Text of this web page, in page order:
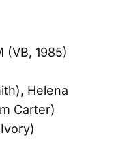
(VB, 1985)
Helena
Carter)